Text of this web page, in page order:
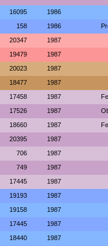
16095 1986
158 1986
20347 1987
19479 1987
20023 1987
18477 1987
17458 1987
17526 1987
18660 1987
20395 1987
706 1987
749 1987
17445 1987
19193 1987
19158 1987
17445 1987
18440 1987